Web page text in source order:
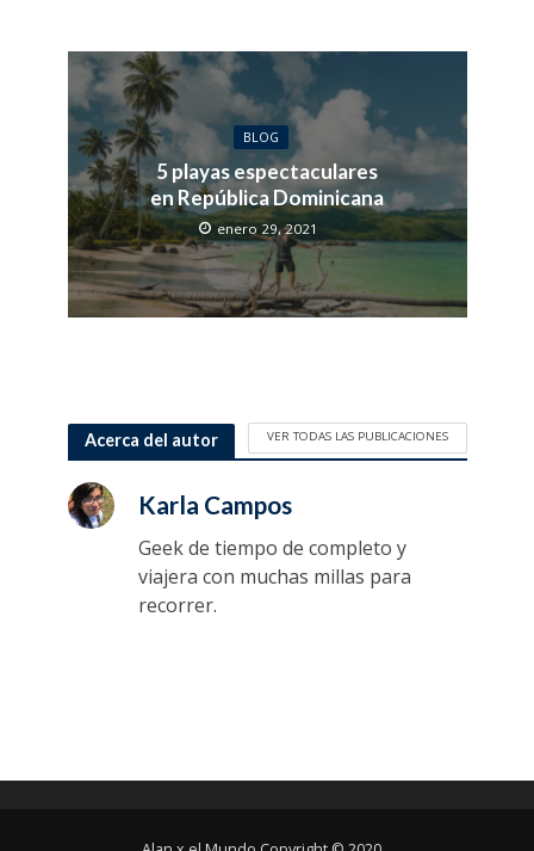
BLOG
5 playas espectaculares
en República Dominicana
enero 29, 2021
Acerca del autor VER TODAS LAS PUBLICACIONES
Karla Campos
Geek de tiempo de completo y
viajera con muchas millas para
recorrer.